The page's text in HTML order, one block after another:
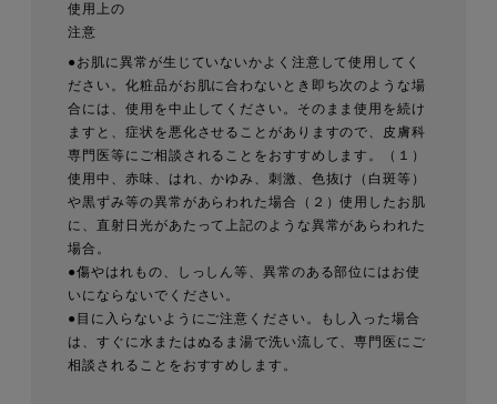
使用上の
注意
●お肌に異常が生じていないかよく注意して使用してく
ださい。化粧品がお肌に合わないとき即ち次のような場
合には、使用を中止してください。そのまま使用を続け
ますと、症状を悪化させることがありますので、皮膚科
専門医等にご相談されることをおすすめします。（１）
使用中、赤味、はれ、かゆみ、刺激、色抜け（白斑等）
や黒ずみ等の異常があらわれた場合（２）使用したお肌
に、直射日光があたって上記のような異常があらわれた
場合。
●傷やはれもの、しっしん等、異常のある部位にはお使
いにならないでください。
●目に入らないようにご注意ください。もし入った場合
は、すぐに水またはぬるま湯で洗い流して、専門医にご
相談されることをおすすめします。